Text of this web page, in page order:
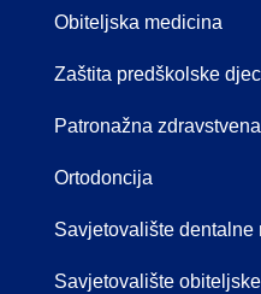
Obiteljska medicina
Zaštita predškolske
Patronažna
Ortodoncija
Savjetovalište dentalne
Savjetovalište